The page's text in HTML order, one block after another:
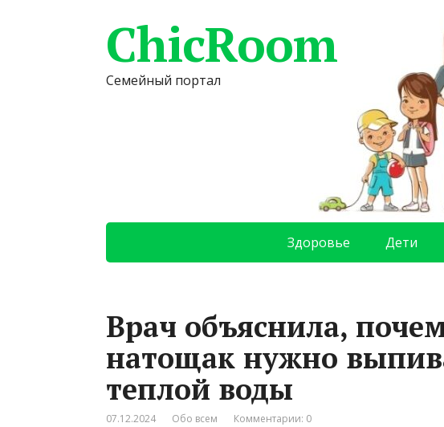
ChicRoom
Семейный портал
Здоровье Дети
Врач объяснила,
натощак нужно
теплой воды
07.12.2024 Обо всем Комментарии: 0